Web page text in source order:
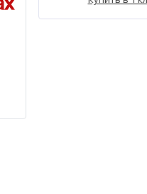
Флюс универсальный